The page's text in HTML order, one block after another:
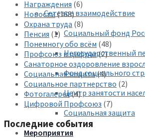
Сетевое взаимодействие
Социальный фонд
Негосударственный
Фонд социального
Центр занятости
Социальная защита
Мероприятия
Награждения (6)
Новости(168)
Охрана труда (8)
Пенсия (1)
Понемногу обо всём (48)
Профсоюз в цифрах(2)
Санаторное оздоровление
Социальная защита(4)
Социальное партнерство (2)
Фотогалерея(4)
Цифровой Профсоюз (7)
Последние события